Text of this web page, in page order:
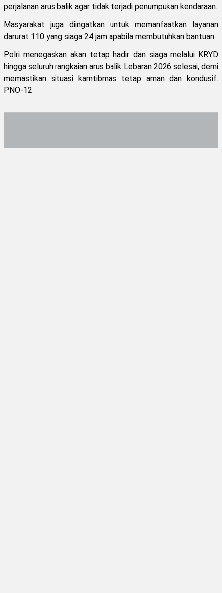
perjalanan arus balik agar tidak terjadi penumpukan kendaraan.
Masyarakat juga diingatkan untuk memanfaatkan layanan
darurat 110 yang siaga 24 jam apabila membutuhkan bantuan.
Polri menegaskan akan tetap hadir dan siaga melalui KRYD
hingga seluruh rangkaian arus balik Lebaran 2026 selesai, demi
memastikan situasi kamtibmas tetap aman dan kondusif.
PNO-12